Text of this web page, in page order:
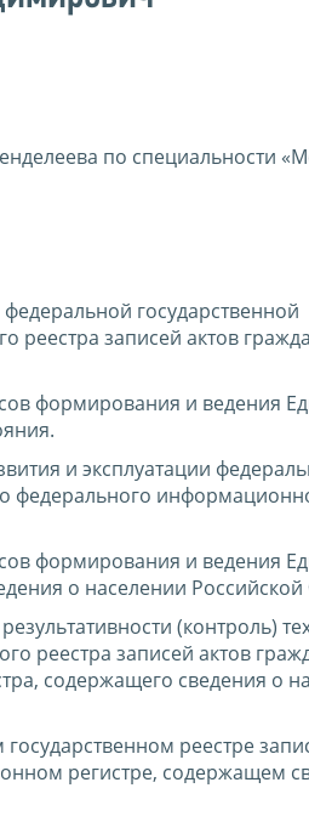
по специальности
государственной
реестра записей актов
формирования и ведения
и эксплуатации
федерального
формирования и ведения
о населении
(контроль)
реестра записей актов
содержащего сведения о
реестре
регистре, содержащем